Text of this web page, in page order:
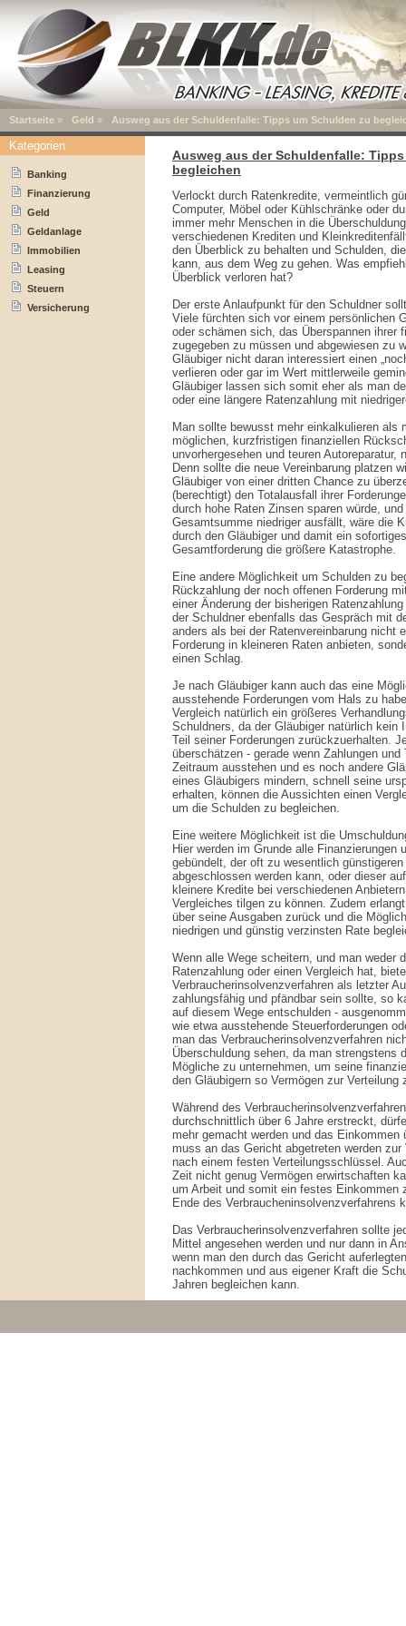
Startseite » Geld » Ausweg aus der Schuldenfalle: Tipps um Schulden zu
Ausweg aus der Schuldenfalle:
begleichen
Verlockt durch Ratenkredite, vermeintlich
Computer, Möbel oder Kühlschränke oder
immer mehr Menschen in die
verschiedenen Krediten und
den Überblick zu behalten und Schulden,
kann, aus dem Weg zu gehen. Was
Überblick verloren hat?
Der erste Anlaufpunkt für den Schuldner
Viele fürchten sich vor einem persönlichen
oder schämen sich, das Überspannen ihrer
zugegeben zu müssen und abgewiesen zu
Gläubiger nicht daran interessiert einen
verlieren oder gar im Wert mittlerweile
Gläubiger lassen sich somit eher als man
oder eine längere Ratenzahlung mit
Man sollte bewusst mehr einkalkulieren als
möglichen, kurzfristigen finanziellen
unvorhergesehen und teuren Autoreparatur,
Denn sollte die neue Vereinbarung platzen
Gläubiger von einer dritten Chance zu
(berechtigt) den Totalausfall ihrer
durch hohe Raten Zinsen sparen würde,
Gesamtsumme niedriger ausfällt, wäre die
durch den Gläubiger und damit ein
Gesamtforderung die größere Katastrophe.
Eine andere Möglichkeit um Schulden zu
Rückzahlung der noch offenen Forderung
einer Änderung der bisherigen
der Schuldner ebenfalls das Gespräch mit
anders als bei der Ratenvereinbarung nicht
Forderung in kleineren Raten anbieten,
einen Schlag.
Je nach Gläubiger kann auch das eine
ausstehende Forderungen vom Hals zu
Vergleich natürlich ein größeres
Schuldners, da der Gläubiger natürlich kein
Teil seiner Forderungen zurückzuerhalten.
überschätzen - gerade wenn Zahlungen und
Zeitraum ausstehen und es noch andere
eines Gläubigers mindern, schnell seine
erhalten, können die Aussichten einen
um die Schulden zu begleichen.
Eine weitere Möglichkeit ist die
Hier werden im Grunde alle Finanzierungen
gebündelt, der oft zu wesentlich
abgeschlossen werden kann, oder dieser
kleinere Kredite bei verschiedenen
Vergleiches tilgen zu können. Zudem
über seine Ausgaben zurück und die
niedrigen und günstig verzinsten Rate
Wenn alle Wege scheitern, und man weder
Ratenzahlung oder einen Vergleich hat,
Verbraucherinsolvenzverfahren als letzter
zahlungsfähig und pfändbar sein sollte, so
auf diesem Wege entschulden -
wie etwa ausstehende Steuerforderungen
man das Verbraucherinsolvenzverfahren
Überschuldung sehen, da man strengstens
Mögliche zu unternehmen, um seine
den Gläubigern so Vermögen zur Verteilung
Während des
durchschnittlich über 6 Jahre erstreckt,
mehr gemacht werden und das Einkommen
muss an das Gericht abgetreten werden
nach einem festen Verteilungsschlüssel.
Zeit nicht genug Vermögen erwirtschaften
um Arbeit und somit ein festes Einkommen
Ende des Verbraucheninsolvenzverfahrens
Das Verbraucherinsolvenzverfahren sollte
Mittel angesehen werden und nur dann in
wenn man den durch das Gericht
nachkommen und aus eigener Kraft die
Jahren begleichen kann.
Kategorien
Banking
Finanzierung
Geld
Geldanlage
Immobilien
Leasing
Steuern
Versicherung